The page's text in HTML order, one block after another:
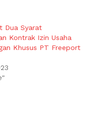
Dua Syarat
Kontrak Izin Usaha
Khusus PT Freeport